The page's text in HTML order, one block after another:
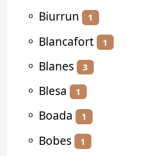
⚬ Biurrun 1
⚬ Blancafort 1
⚬ Blanes 3
⚬ Blesa 1
⚬ Boada 1
⚬ Bobes 1